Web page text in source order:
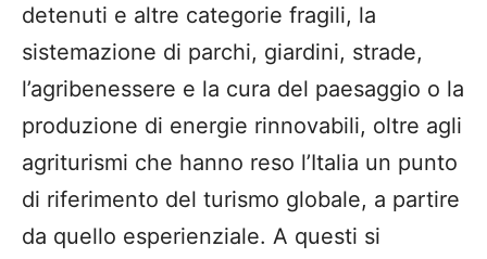
detenuti e altre categorie fragili, la
sistemazione di parchi, giardini, strade,
l’agribenessere e la cura del paesaggio o la
produzione di energie rinnovabili, oltre agli
agriturismi che hanno reso l’Italia un punto
di riferimento del turismo globale, a partire
da quello esperienziale. A questi si